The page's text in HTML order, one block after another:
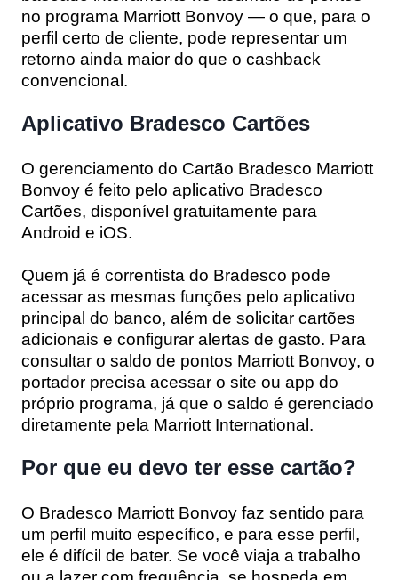
no programa Marriott Bonvoy — o que, para o
perfil certo de cliente, pode representar um
retorno ainda maior do que o cashback
convencional.
Aplicativo Bradesco Cartões
O gerenciamento do Cartão Bradesco Marriott
Bonvoy é feito pelo aplicativo Bradesco
Cartões, disponível gratuitamente para
Android e iOS.
Quem já é correntista do Bradesco pode
acessar as mesmas funções pelo aplicativo
principal do banco, além de solicitar cartões
adicionais e configurar alertas de gasto. Para
consultar o saldo de pontos Marriott Bonvoy, o
portador precisa acessar o site ou app do
próprio programa, já que o saldo é gerenciado
diretamente pela Marriott International.
Por que eu devo ter esse cartão?
O Bradesco Marriott Bonvoy faz sentido para
um perfil muito específico, e para esse perfil,
ele é difícil de bater. Se você viaja a trabalho